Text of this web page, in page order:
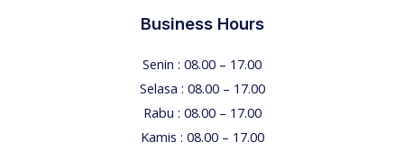
Business Hours
Senin : 08.00 – 17.00
Selasa : 08.00 – 17.00
Rabu : 08.00 – 17.00
Kamis : 08.00 – 17.00